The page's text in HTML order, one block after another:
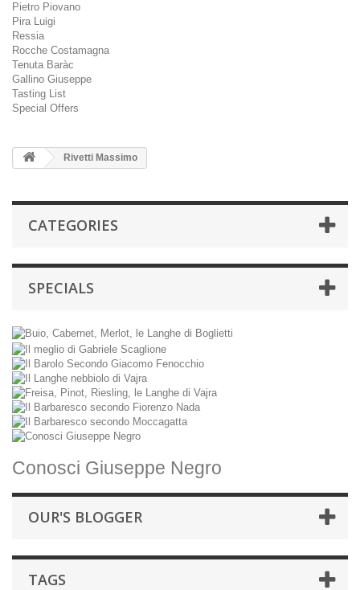
Pietro Piovano
Pira Luigi
Ressia
Rocche Costamagna
Tenuta Baràc
Gallino Giuseppe
Tasting List
Special Offers
Rivetti Massimo
CATEGORIES
SPECIALS
Conosci Giuseppe Negro
OUR'S BLOGGER
TAGS